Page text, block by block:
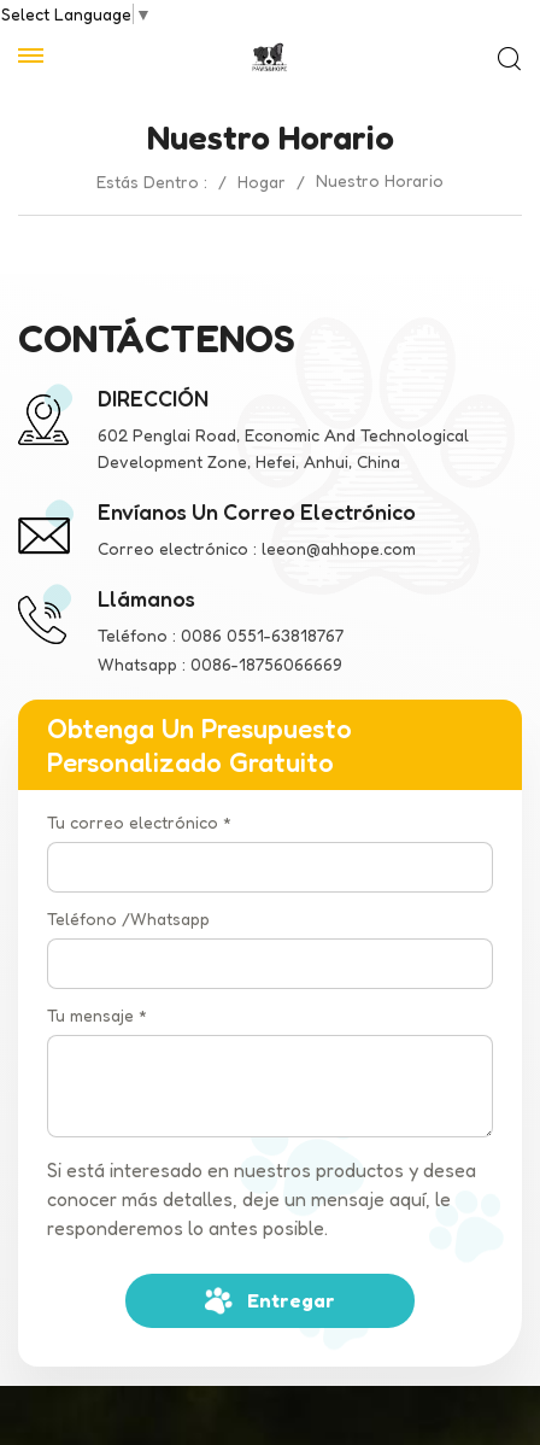
Select Language ▼
Nuestro Horario
Estás Dentro : / Hogar / Nuestro Horario
CONTÁCTENOS
DIRECCIÓN
602 Penglai Road, Economic And Technological
Development Zone, Hefei, Anhui, China
Envíanos Un Correo Electrónico
Correo electrónico : leeon@ahhope.com
Llámanos
Teléfono : 0086 0551-63818767
Whatsapp : 0086-18756066669
Obtenga Un Presupuesto
Personalizado Gratuito
Tu correo electrónico *
Teléfono /Whatsapp
Tu mensaje *
Si está interesado en nuestros productos y desea
conocer más detalles, deje un mensaje aquí, le
responderemos lo antes posible.
Entregar